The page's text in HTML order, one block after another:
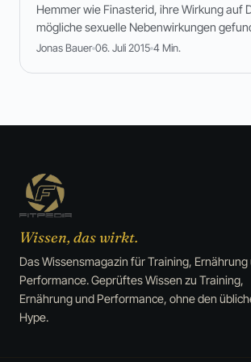
Hemmer wie Finasterid, ihre Wirkung auf
mögliche sexuelle Nebenwirkungen
Jonas Bauer 06. Juli 2015 4 Min.
Wissen, das wirkt.
Das Wissensmagazin für Training, Ernährung
Performance. Geprüftes Wissen zu Training,
Ernährung und Performance, ohne den
Hype.